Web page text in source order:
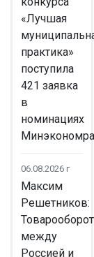
«Лучшая
практика»
поступила
421 заявка
в
номинациях
06.08.2026 г
Максим
Решетников:
Товарооборот
между
Россией и